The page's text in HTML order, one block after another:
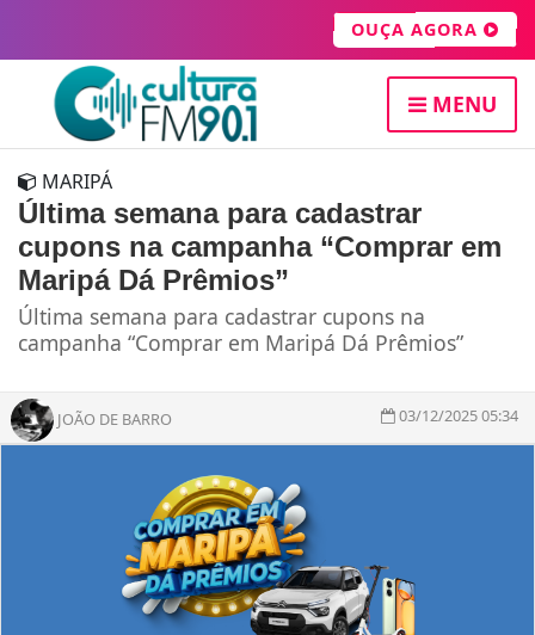
OUÇA AGORA
MENU
MARIPÁ
Última semana para cadastrar
cupons na campanha “Comprar em
Maripá Dá Prêmios”
Última semana para cadastrar cupons na
campanha “Comprar em Maripá Dá Prêmios”
JOÃO DE BARRO 03/12/2025 05:34